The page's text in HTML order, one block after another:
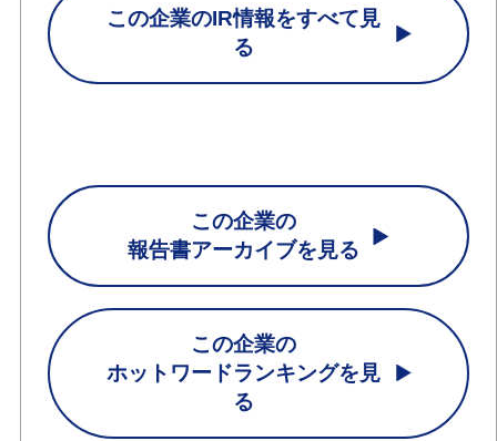
この企業のIR情報をすべて見
る
この企業の
報告書アーカイブを見る
この企業の
ホットワードランキングを見
る